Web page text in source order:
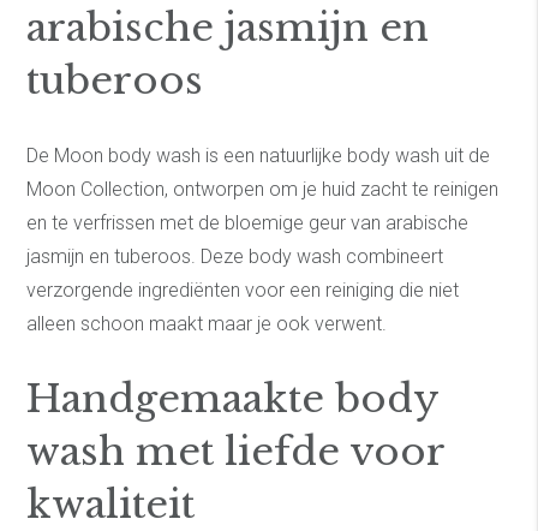
arabische jasmijn en
tuberoos
De Moon body wash is een natuurlijke body wash uit de
Moon Collection, ontworpen om je huid zacht te reinigen
en te verfrissen met de bloemige geur van arabische
jasmijn en tuberoos. Deze body wash combineert
verzorgende ingrediënten voor een reiniging die niet
alleen schoon maakt maar je ook verwent.
Handgemaakte body
wash met liefde voor
kwaliteit